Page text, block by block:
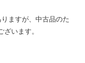
ますが、中古品のた
います。